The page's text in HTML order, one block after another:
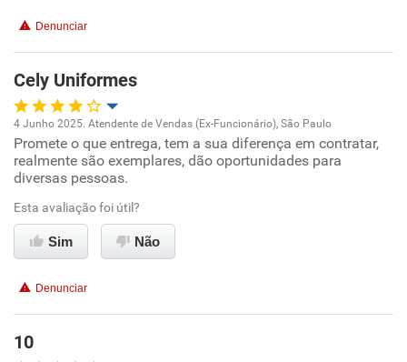
Denunciar
Cely Uniformes
Oportunidade de promoção
Ambiente de trabalho
Conciliação com a vida familiar
4 Junho 2025. Atendente de Vendas (Ex-Funcionário), São Paulo
Promete o que entrega, tem a sua diferença em contratar,
realmente são exemplares, dão oportunidades para
diversas pessoas.
Esta avaliação foi útil?
Sim Não
Denunciar
10